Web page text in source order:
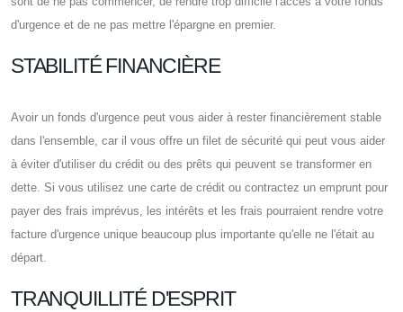
d'urgence et de ne pas mettre l'épargne en premier.
STABILITÉ FINANCIÈRE
Avoir un fonds d'urgence peut vous aider à rester financièrement stable
dans l'ensemble, car il vous offre un filet de sécurité qui peut vous aider
à éviter d'utiliser du crédit ou des prêts qui peuvent se transformer en
dette. Si vous utilisez une carte de crédit ou contractez un emprunt pour
payer des frais imprévus, les intérêts et les frais pourraient rendre votre
facture d'urgence unique beaucoup plus importante qu'elle ne l'était au
départ.
TRANQUILLITÉ D'ESPRIT